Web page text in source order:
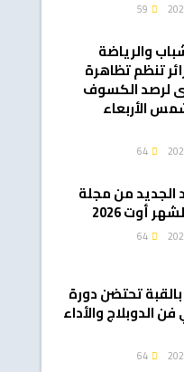
والرياضة
تنظم تظاهرة
لرصد الكسوف
الأربعاء
الجديد من مجلة
أوت 2026
بالقبة تحتضن دورة
الدوبلاج والأداء